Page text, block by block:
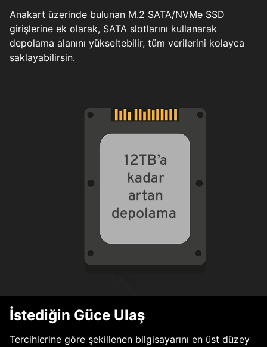
Anakart üzerinde bulunan M.2 SATA/NVMe SSD
girişlerine ek olarak, SATA slotlarını kullanarak
depolama alanını yükseltebilir, tüm verilerini kolayca
saklayabilirsin.
İstediğin Güce Ulaş
Tercihlerine göre şekillenen bilgisayarını en üst düzey